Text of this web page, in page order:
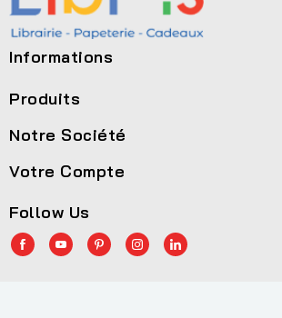
Informations
Produits
Notre Société
Votre Compte
Follow Us